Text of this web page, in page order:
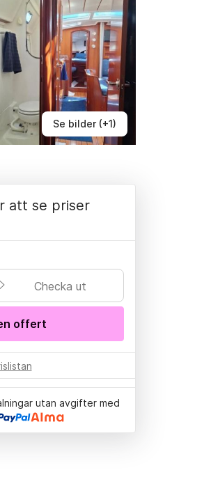
Se bilder (+1)
att se priser
Checka ut
offert
utan avgifter med